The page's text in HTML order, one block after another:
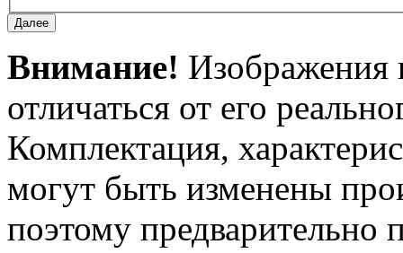
Внимание! Изображения
отличаться от его
Комплектация,
могут быть изменены
поэтому предварительно